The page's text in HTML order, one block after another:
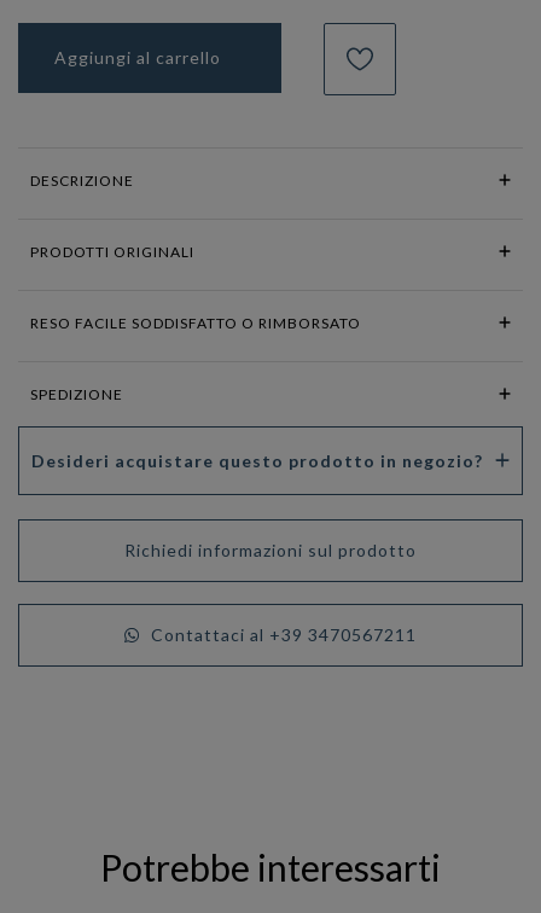
Aggiungi al carrello
DESCRIZIONE
PRODOTTI ORIGINALI
RESO FACILE SODDISFATTO O RIMBORSATO
SPEDIZIONE
Desideri acquistare questo prodotto in negozio?
Richiedi informazioni sul prodotto
Contattaci al +39 3470567211
Potrebbe interessarti